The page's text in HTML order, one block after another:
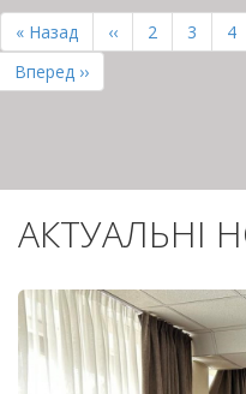
НА
СТОРІНКИ
Перша
сторінка
« Назад
Попередня
сторінка
‹‹ Page
2 Page
3 4
Остання
сторінка
Вперед ››
АКТУАЛЬНІ